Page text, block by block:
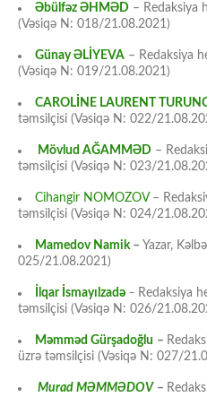
Əbülfəz ƏHMƏD – Redaksiya
(Vəsiqə N: 018/21.08.2021)
Günay ƏLİYEVA – Redaksiya
(Vəsiqə N: 019/21.08.2021)
CAROLİNE LAURENT
təmsilçisi (Vəsiqə N: 022/
Mövlud AĞAMMƏD –
təmsilçisi (Vəsiqə N: 023/
Cihangir NOMOZOV–
təmsilçisi (Vəsiqə N: 024/
Mamedov Namik– Yazar,
025/21.08.2021)
İlqar İsmayılzadə – Redaksiya
təmsilçisi (Vəsiqə N: 026/
Məmməd Gürşadoğlu –
üzrə təmsilçisi (Vəsiqə N: 027/
Murad MƏMMƏDOV –